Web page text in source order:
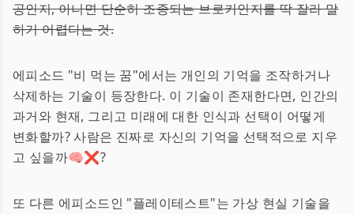
공인지, 아니면 단순히 조종되는 브로커인지를 딱 잘라 말
하기 어렵다는 것.
에피소드 "비 먹는 꿈"에서는 개인의 기억을 조작하거나
삭제하는 기술이 등장한다. 이 기술이 존재한다면, 인간의
과거와 현재, 그리고 미래에 대한 인식과 선택이 어떻게
변화할까? 사람은 진짜로 자신의 기억을 선택적으로 지우
고 싶을까🧠❌?
또 다른 에피소드인 "플레이테스트"는 가상 현실 기술을